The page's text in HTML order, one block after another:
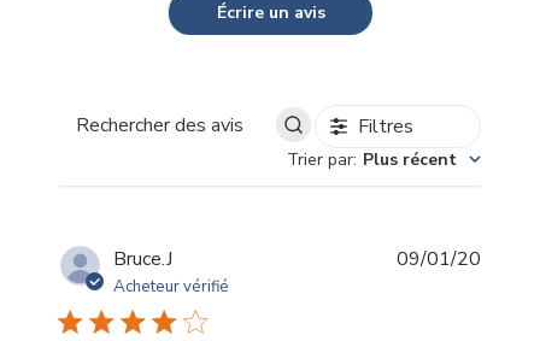
Écrire un avis
Rechercher
Filtres
Trier par: Plus récent
Bruce.J
Acheteur vérifié
Date
09/01/20